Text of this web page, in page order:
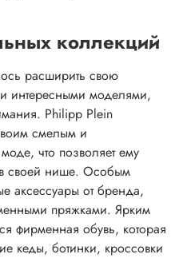
коллекций
расширить свою
интересными моделями,
Philipp Plein
смелым и
что позволяет ему
в своей нише. Особым
аксессуары от бренда,
пряжками. Ярким
фирменная обувь, которая
кеды, ботинки, кроссовки